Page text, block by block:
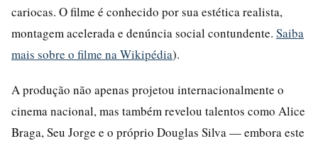
cariocas. O filme é conhecido por sua estética realista,
montagem acelerada e denúncia social contundente. Saiba
mais sobre o filme na Wikipédia).
A produção não apenas projetou internacionalmente o
cinema nacional, mas também revelou talentos como Alice
Braga, Seu Jorge e o próprio Douglas Silva — embora este